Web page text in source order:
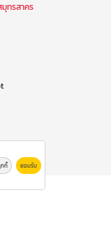
ทรสาคร
กี้ ยอมรับ